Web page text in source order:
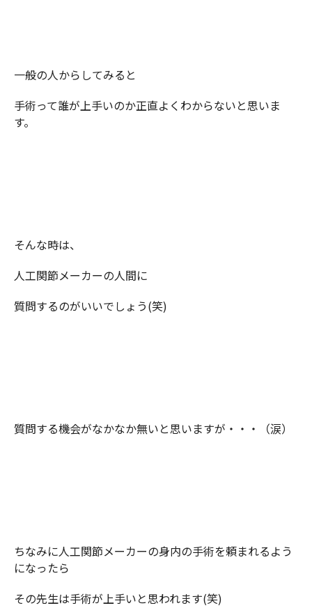
一般の人からしてみると
手術って誰が上手いのか正直よくわからないと思いま
す。
そんな時は、
人工関節メーカーの人間に
質問するのがいいでしょう(笑)
質問する機会がなかなか無いと思いますが・・・（涙）
ちなみに人工関節メーカーの身内の手術を頼まれるよう
になったら
その先生は手術が上手いと思われます(笑)